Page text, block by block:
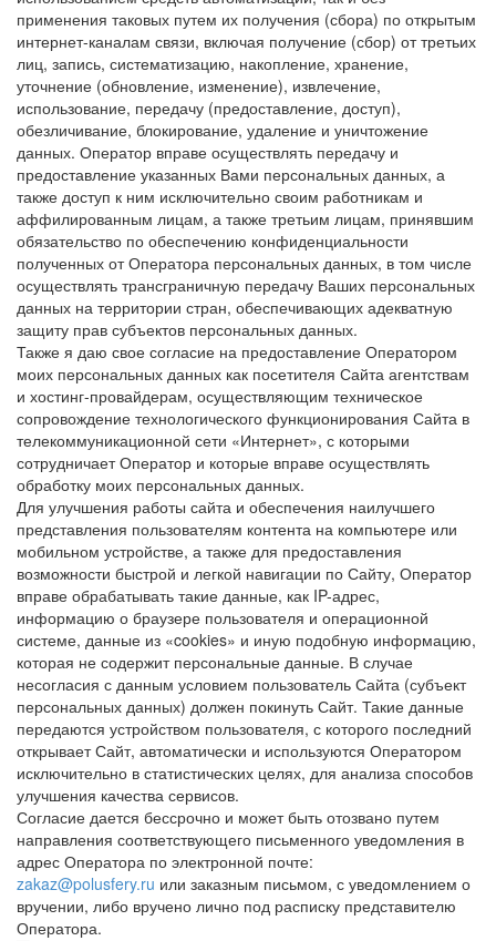
применения таковых путем их получения (сбора) по открытым
интернет-каналам связи, включая получение (сбор) от третьих
лиц, запись, систематизацию, накопление, хранение,
уточнение (обновление, изменение), извлечение,
использование, передачу (предоставление, доступ),
обезличивание, блокирование, удаление и уничтожение
данных. Оператор вправе осуществлять передачу и
предоставление указанных Вами персональных данных, а
также доступ к ним исключительно своим работникам и
аффилированным лицам, а также третьим лицам, принявшим
обязательство по обеспечению конфиденциальности
полученных от Оператора персональных данных, в том числе
осуществлять трансграничную передачу Ваших персональных
данных на территории стран, обеспечивающих адекватную
защиту прав субъектов персональных данных.
Также я даю свое согласие на предоставление Оператором
моих персональных данных как посетителя Сайта агентствам
и хостинг-провайдерам, осуществляющим техническое
сопровождение технологического функционирования Сайта в
телекоммуникационной сети «Интернет», с которыми
сотрудничает Оператор и которые вправе осуществлять
обработку моих персональных данных.
Для улучшения работы сайта и обеспечения наилучшего
представления пользователям контента на компьютере или
мобильном устройстве, а также для предоставления
возможности быстрой и легкой навигации по Сайту, Оператор
вправе обрабатывать такие данные, как IP-адрес,
информацию о браузере пользователя и операционной
системе, данные из «cookies» и иную подобную информацию,
которая не содержит персональные данные. В случае
несогласия с данным условием пользователь Сайта (субъект
персональных данных) должен покинуть Сайт. Такие данные
передаются устройством пользователя, с которого последний
открывает Сайт, автоматически и используются Оператором
исключительно в статистических целях, для анализа способов
улучшения качества сервисов.
Согласие дается бессрочно и может быть отозвано путем
направления соответствующего письменного уведомления в
адрес Оператора по электронной почте:
zakaz@polusfery.ru или заказным письмом, с уведомлением о
вручении, либо вручено лично под расписку представителю
Оператора.